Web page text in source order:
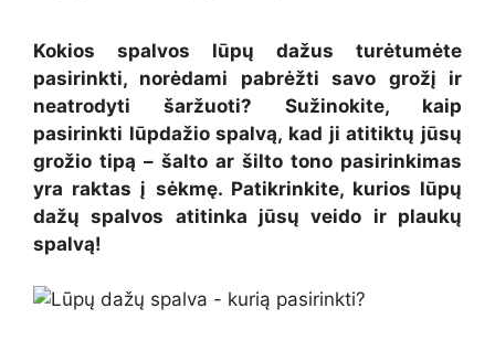
Kokios spalvos lūpų dažus turėtumėte
pasirinkti, norėdami pabrėžti savo grožį ir
neatrodyti šaržuoti? Sužinokite, kaip
pasirinkti lūpdažio spalvą, kad ji atitiktų jūsų
grožio tipą – šalto ar šilto tono pasirinkimas
yra raktas į sėkmę. Patikrinkite, kurios lūpų
dažų spalvos atitinka jūsų veido ir plaukų
spalvą!